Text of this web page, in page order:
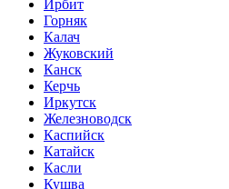
Ирбит
Горняк
Калач
Жуковский
Канск
Керчь
Иркутск
Железноводск
Каспийск
Катайск
Касли
Кушва